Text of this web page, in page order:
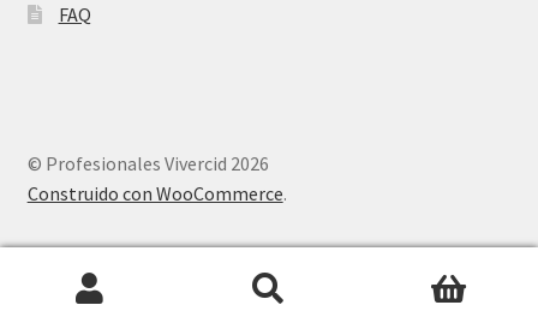
FAQ
© Profesionales Vivercid 2026
Construido con WooCommerce.